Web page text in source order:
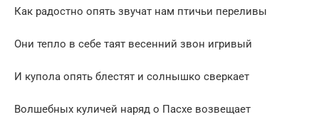
Как радостно опять звучат нам птичьи переливы
Они тепло в себе таят весенний звон игривый
И купола опять блестят и солнышко сверкает
Волшебных куличей наряд о Пасхе возвещает